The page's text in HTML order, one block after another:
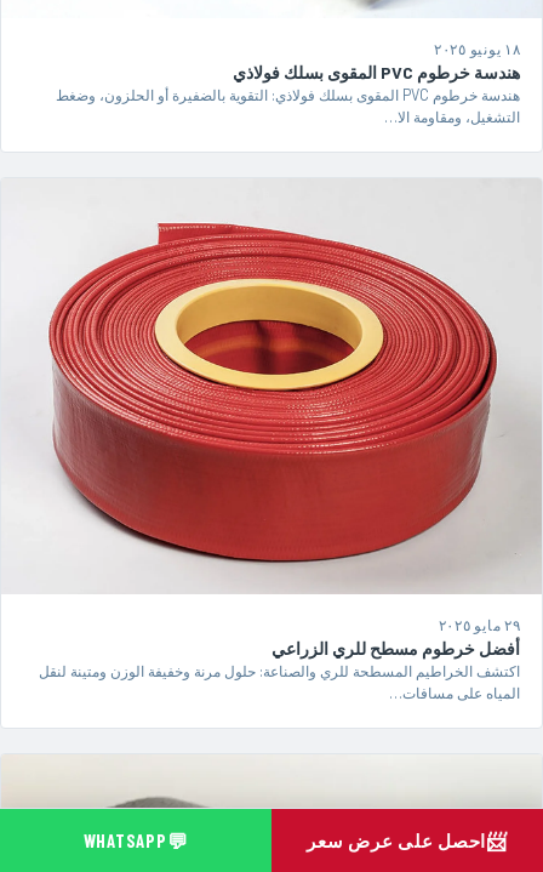
١٨ يونيو ٢٠٢٥
هندسة خرطوم PVC المقوى بسلك فولاذي
هندسة خرطوم PVC المقوى بسلك فولاذي: التقوية بالضفيرة أو الحلزون، وضغط
التشغيل، ومقاومة الا…
٢٩ مايو ٢٠٢٥
أفضل خرطوم مسطح للري الزراعي
اكتشف الخراطيم المسطحة للري والصناعة: حلول مرنة وخفيفة الوزن ومتينة لنقل
المياه على مسافات…
📨احصل على عرض سعر 💬
WHATSAPP